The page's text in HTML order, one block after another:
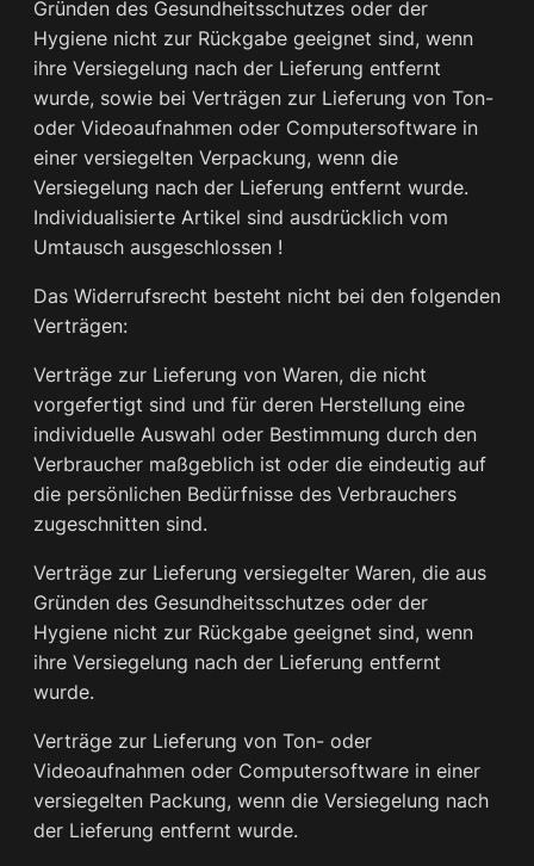
Gründen des Gesundheitsschutzes oder der
Hygiene nicht zur Rückgabe geeignet sind, wenn
ihre Versiegelung nach der Lieferung entfernt
wurde, sowie bei Verträgen zur Lieferung von Ton-
oder Videoaufnahmen oder Computersoftware in
einer versiegelten Verpackung, wenn die
Versiegelung nach der Lieferung entfernt wurde.
Individualisierte Artikel sind ausdrücklich vom
Umtausch ausgeschlossen !
Das Widerrufsrecht besteht nicht bei den folgenden
Verträgen:
Verträge zur Lieferung von Waren, die nicht
vorgefertigt sind und für deren Herstellung eine
individuelle Auswahl oder Bestimmung durch den
Verbraucher maßgeblich ist oder die eindeutig auf
die persönlichen Bedürfnisse des Verbrauchers
zugeschnitten sind.
Verträge zur Lieferung versiegelter Waren, die aus
Gründen des Gesundheitsschutzes oder der
Hygiene nicht zur Rückgabe geeignet sind, wenn
ihre Versiegelung nach der Lieferung entfernt
wurde.
Verträge zur Lieferung von Ton- oder
Videoaufnahmen oder Computersoftware in einer
versiegelten Packung, wenn die Versiegelung nach
der Lieferung entfernt wurde.